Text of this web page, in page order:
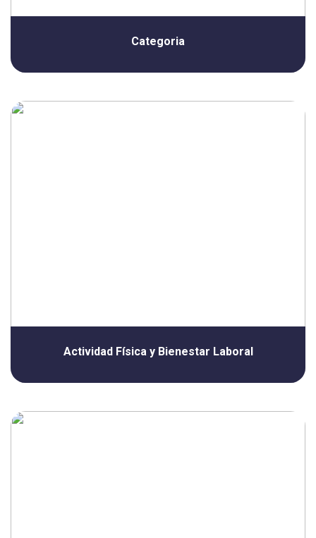
Categoria
Actividad Física y Bienestar Laboral